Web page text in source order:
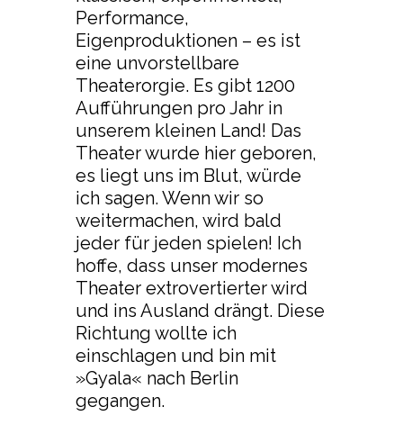
Performance,
Eigenproduktionen – es ist
eine unvorstellbare
Theaterorgie. Es gibt 1200
Aufführungen pro Jahr in
unserem kleinen Land! Das
Theater wurde hier geboren,
es liegt uns im Blut, würde
ich sagen. Wenn wir so
weitermachen, wird bald
jeder für jeden spielen! Ich
hoffe, dass unser modernes
Theater extrovertierter wird
und ins Ausland drängt. Diese
Richtung wollte ich
einschlagen und bin mit
»Gyala« nach Berlin
gegangen.